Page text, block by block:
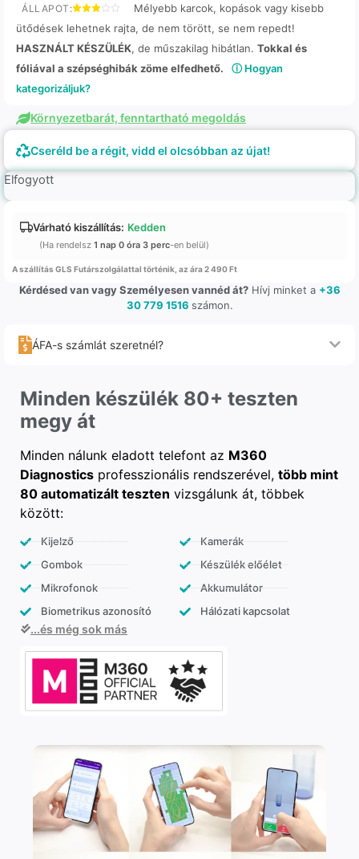
ÁLLAPOT:
Mélyebb karcok, kopások vagy kisebb
ütődések lehetnek rajta, de nem törött, se nem repedt!
HASZNÁLT KÉSZÜLÉK, de műszakilag hibátlan. Tokkal és
fóliával a szépséghibák zöme elfedhető.
ⓘ Hogyan
kategorizáljuk?
Környezetbarát, fenntartható megoldás
Cseréld be a régit, vidd el olcsóbban az újat!
Elfogyott
Várható kiszállítás: Kedden
(Ha rendelsz 1 nap 0 óra 3 perc-en belül)
A szállítás GLS Futárszolgálattal történik, az ára 2 490 Ft
Kérdésed van vagy Személyesen vannéd át?Hívj minket a +36
30 779 1516 számon.
ÁFA-s számlát szeretnél?
Minden készülék 80+ teszten
megy át
Minden nálunk eladott telefont az M360
Diagnostics professzionális rendszerével, több mint
80 automatizált teszten vizsgálunk át, többek
között:
Kijelző
Gombok
Mikrofonok
Biometrikus azonosító
Kamerák
Készülék előélet
Akkumulátor
Hálózati kapcsolat
...és még sok más